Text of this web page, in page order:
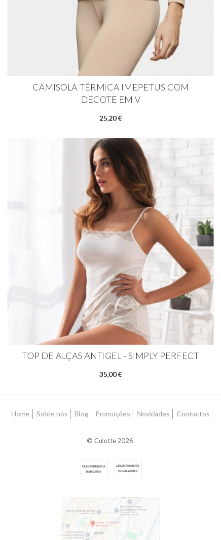
CAMISOLA TÉRMICA IMEPETUS COM
DECOTE EM V
25,20 €
TOP DE ALÇAS ANTIGEL - SIMPLY PERFECT
35,00 €
Home Sobre nós Blog Promoções Novidades Contactos
© Culotte 2026.